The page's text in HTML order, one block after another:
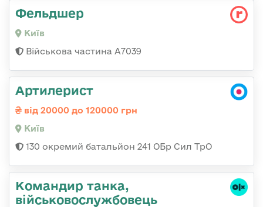
Фельдшер
Київ
Військова частина А7039
Артилерист
від 20000 до 120000 грн
Київ
130 окремий батальйон 241 ОБр Сил ТрО
Командир танка,
військовослужбовець